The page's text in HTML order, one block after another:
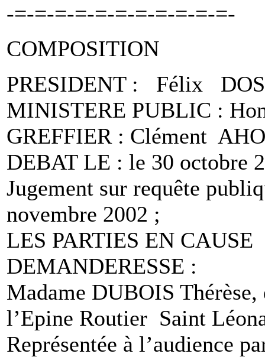
-=-=-=-=-=-=-=-=-=-=-=-
COMPOSITION
PRESIDENT : Félix
MINISTERE PUBLIC :
GREFFIER : Clément
DEBAT LE : le 30 octobre
Jugement sur requête
novembre 2002 ;
LES PARTIES EN CAUSE
DEMANDERESSE :
Madame DUBOIS
l’Epine Routier Saint
Représentée à l’audience